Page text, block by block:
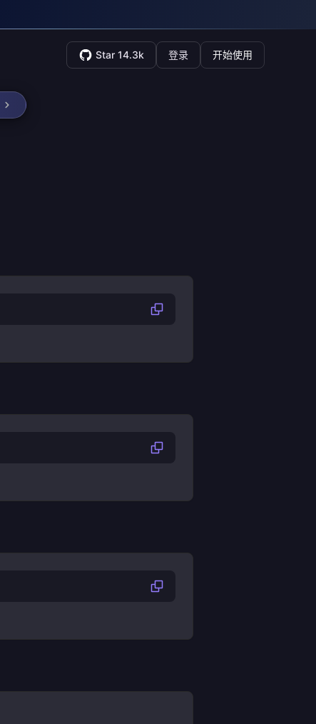
Star 14.3k 登录 开始使用